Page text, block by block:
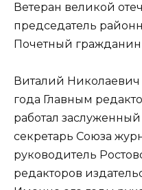
Ветеран великой
председатель
Почетный гражданин
Виталий Николаевич
года Главным
работал
секретарь Союза
руководитель
редакторов